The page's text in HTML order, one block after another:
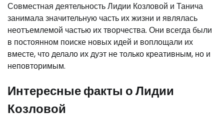
Совместная деятельность Лидии Козловой и Танича
занимала значительную часть их жизни и являлась
неотъемлемой частью их творчества. Они всегда были
в постоянном поиске новых идей и воплощали их
вместе, что делало их дуэт не только креативным, но и
неповторимым.
Интересные факты о Лидии
Козловой